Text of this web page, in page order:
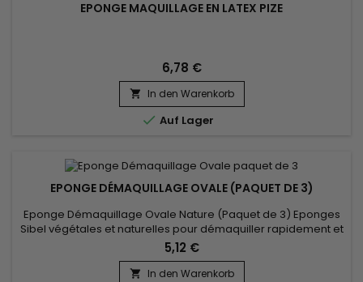
EPONGE MAQUILLAGE EN LATEX PIZE
6,78 €
 In den Warenkorb
 Auf Lager
EPONGE DÉMAQUILLAGE OVALE (PAQUET DE 3)
Eponge Démaquillage Ovale Nature (Paquet de 3) Eponges
Sibel végétales et naturelles pour démaquiller rapidement et
efficacement.&nbsp; Ces éponges servent parfaitement à
enlever les masques faciaux.&nbsp;&nbsp;
5,12 €
 In den Warenkorb